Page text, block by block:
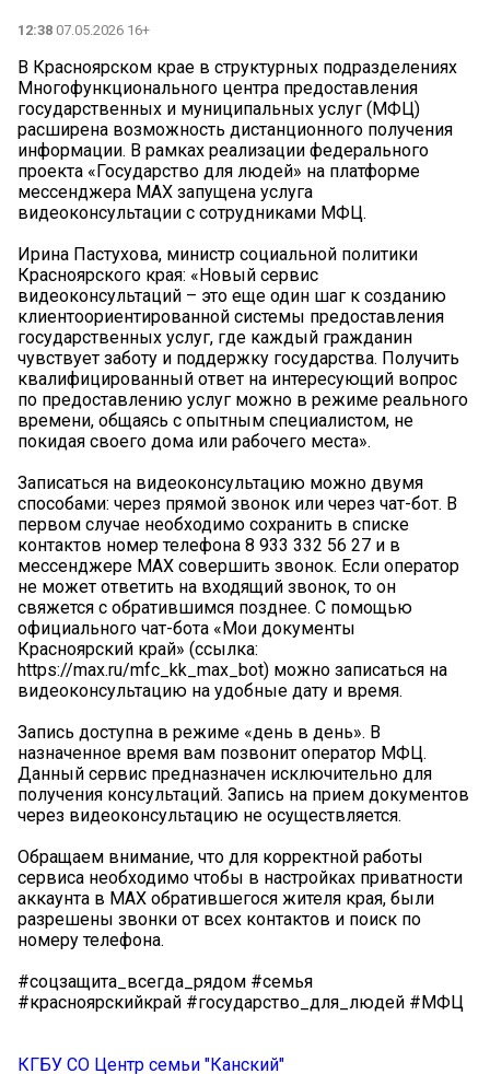
12:38 07.05.2026 16+
В Красноярском крае в структурных подразделениях
Многофункционального центра предоставления
государственных и муниципальных услуг (МФЦ)
расширена возможность дистанционного получения
информации. В рамках реализации федерального
проекта «Государство для людей» на платформе
мессенджера МАХ запущена услуга
видеоконсультации с сотрудниками МФЦ.
Ирина Пастухова, министр социальной политики
Красноярского края: «Новый сервис
видеоконсультаций – это еще один шаг к созданию
клиентоориентированной системы предоставления
государственных услуг, где каждый гражданин
чувствует заботу и поддержку государства. Получить
квалифицированный ответ на интересующий вопрос
по предоставлению услуг можно в режиме реального
времени, общаясь с опытным специалистом, не
покидая своего дома или рабочего места».
Записаться на видеоконсультацию можно двумя
способами: через прямой звонок или через чат-бот. В
первом случае необходимо сохранить в списке
контактов номер телефона 8 933 332 56 27 и в
мессенджере МАХ совершить звонок. Если оператор
не может ответить на входящий звонок, то он
свяжется с обратившимся позднее. С помощью
официального чат-бота «Мои документы
Красноярский край» (ссылка:
https://max.ru/mfc_kk_max_bot) можно записаться на
видеоконсультацию на удобные дату и время.
Запись доступна в режиме «день в день». В
назначенное время вам позвонит оператор МФЦ.
Данный сервис предназначен исключительно для
получения консультаций. Запись на прием документов
через видеоконсультацию не осуществляется.
Обращаем внимание, что для корректной работы
сервиса необходимо чтобы в настройках приватности
аккаунта в МАХ обратившегося жителя края, были
разрешены звонки от всех контактов и поиск по
номеру телефона.
#соцзащита_всегда_рядом #семья
#красноярскийкрай #государство_для_людей #МФЦ
КГБУ СО Центр семьи "Канский"